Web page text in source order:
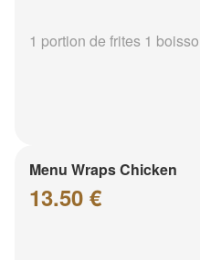
1 portion de frites 1
Menu Wraps Chicken
13.50 €